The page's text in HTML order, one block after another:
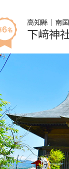
高知縣｜南
下﨑神